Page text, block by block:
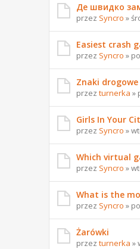
Де швидко
przez Syncro »
Easiest crash
przez Syncro »
Znaki drogowe
przez turnerka »
Girls In Your
przez Syncro »
Which virtual
przez Syncro »
What is the
przez Syncro »
Żarówki
przez turnerka »